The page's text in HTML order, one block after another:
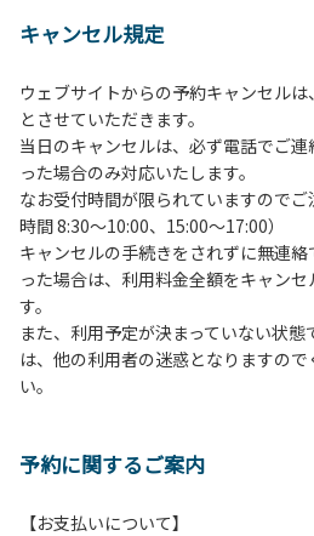
２、中学生以下だけでの利用はでき
３、テントサイト（多目的広場を
予約いただいた方のみで、連泊の方
基本的に、テント1張りにつき1区
管理棟にてチェックインの手続きを
時前にお越しの方は、午後3時にな
続きを行ってください。午後5時過
手続きを行ってください。
４、車両は、荷物の積み下ろし時
ださい。
５、チェックアウトは、午前10時
午後5時まで）です。チェックイン
方や使用人数が増えた場合は、必ず
ら午前10時までの間にゴミステー
は、お持ち帰りをお願いします。
キャンセル規定
ウェブサイトからの予約キャンセル
とさせていただきます。
当日のキャンセルは、必ず電話でご
った場合のみ対応いたします。
なお受付時間が限られていますので
時間 8:30～10:00、15:00～17:00）
キャンセルの手続きをされずに無連
った場合は、利用料金全額をキャン
す。
また、利用予定が決まっていない状
は、他の利用者の迷惑となりますの
い。
予約に関するご案内
【お支払いについて】